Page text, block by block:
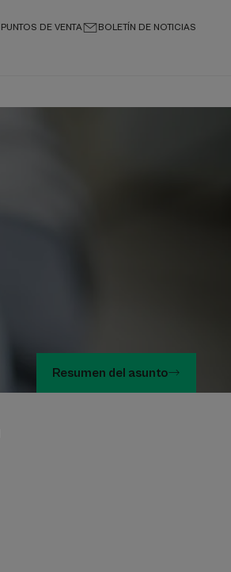
PUNTOS DE VENTA BOLETÍN DE NOTICIAS
Resumen del asunto